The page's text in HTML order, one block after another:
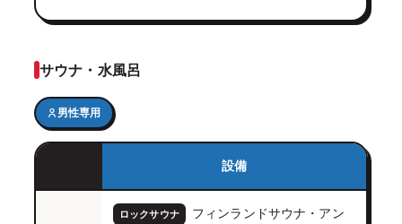
サウナ・水風呂
男性専用
設備
ロックサウナ
フィンランドサウナ・アン